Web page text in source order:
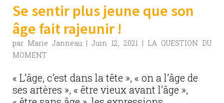
Se sentir plus jeune que son
âge fait rajeunir !
par Marie Janneau |Juin 12, 2021 | LA QUESTION DU
MOMENT
« L’âge, c’est dans la tête », « on a l’âge de
ses artères », « être vieux avant l’âge »,